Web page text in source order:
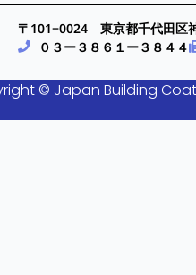
〒101−0024 東京都千代田区
０３ー３８６１ー３８４４
© Japan Building